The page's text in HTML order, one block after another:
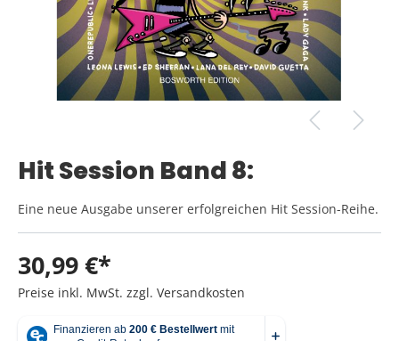
Hit Session Band 8:
Eine neue Ausgabe unserer erfolgreichen Hit Session-Reihe.
30,99 €*
Preise inkl. MwSt. zzgl. Versandkosten